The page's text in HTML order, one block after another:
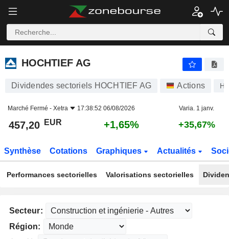
HOCHTIEF AG
HOCHTIEF AG
Dividendes sectoriels HOCHTIEF AG Actions
Marché Fermé - Xetra 17:38:52 06/08/2026 Varia. 1 janv.
457,20 EUR +1,65% +35,67%
Synthèse Cotations Graphiques Actualités
Performances sectorielles Valorisations sectorielles
Secteur:
Région: